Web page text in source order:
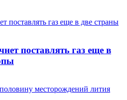
поставлять газ еще в